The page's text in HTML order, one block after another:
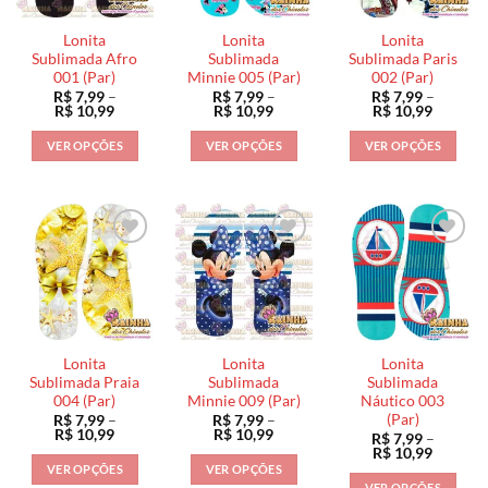
Lonita
Sublimada Afro
001 (Par)
R$7,99 –
R$ 10,99Faixa
preço:
R$ 7,99
através
VER OPÇÕES
tem
várias
variantes.
As
opções
podem
ser
escolhidas
na
página
do
produto
Lonita
Sublimada
Minnie 005 (Par)
R$7,99 –
R$ 10,99Faixa
preço:
R$ 7,99
através
VER OPÇÕES
tem
várias
variantes.
As
opções
podem
ser
escolhidas
na
página
do
produto
Lonita
Sublimada Paris
002 (Par)
R$7,99 –
R$ 10,99Faixa
preço:
R$ 7,99
através
VER OPÇÕES
tem
várias
variantes.
As
opções
podem
ser
escolhidas
na
página
do
produto
Lonita
Sublimada Praia
004 (Par)
R$7,99 –
R$ 10,99Faixa
preço:
R$ 7,99
VER OPÇÕES
Lonita
Sublimada
Minnie 009 (Par)
R$7,99 –
R$ 10,99Faixa
preço:
R$ 7,99
VER OPÇÕES
Lonita
Sublimada
Náutico 003
(Par)
R$7,99 –
R$ 10,99Faixa
preço: